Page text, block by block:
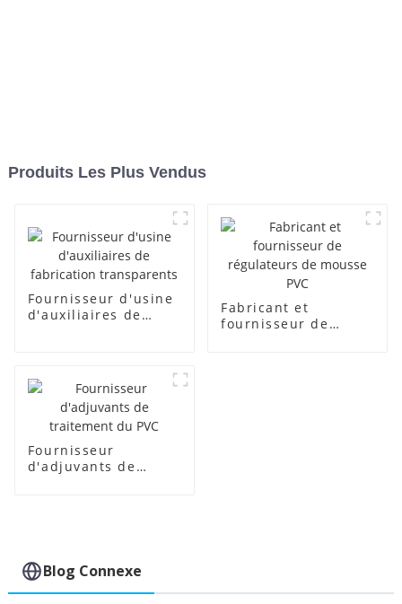
Produits Les Plus Vendus
Fournisseur d'usine
d'auxiliaires de
Fabricant et
fournisseur de
Fournisseur
d'adjuvants de
Blog Connexe